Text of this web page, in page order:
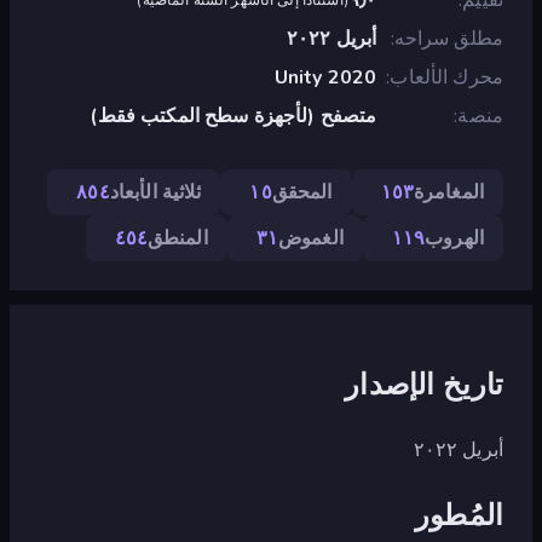
مطلق سراحه
أبريل ٢٠٢٢
محرك الألعاب Unity 2020
منصة
متصفح (لأجهزة سطح المكتب فقط)
المغامرة١٥٣ المحقق١٥ ثلاثية الأبعاد٨٥٤
الهروب١١٩ الغموض٣١ المنطق٤٥٤
تاريخ الإصدار
أبريل ٢٠٢٢
المُطور